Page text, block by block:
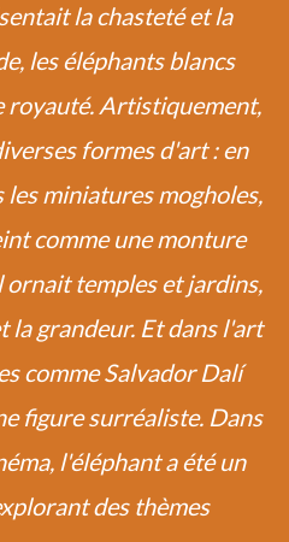
la chasteté et la
les éléphants blancs
royauté. Artistiquement,
formes d'art : en
miniatures mogholes,
comme une monture
temples et jardins,
la grandeur. Et dans l'art
comme Salvador Dalí
figure surréaliste. Dans
l'éléphant a été un
des thèmes